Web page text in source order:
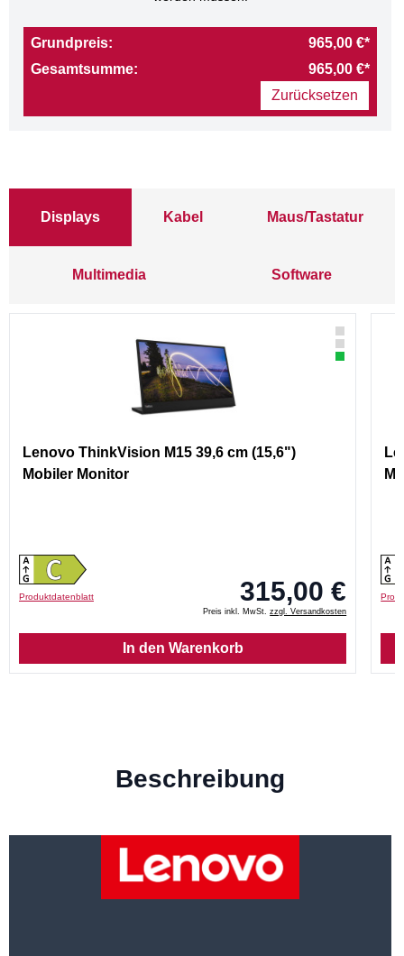
Grundpreis:
965,00 €*
Gesamtsumme:
965,00 €*
Zurücksetzen
Displays Kabel Maus/Tastatur
Multimedia Software
Lenovo ThinkVision M15 39,6 cm (15,6")
Mobiler Monitor
Produktdatenblatt 315,00 €
Preis inkl. MwSt.zzgl. Versandkosten
In den Warenkorb
Beschreibung